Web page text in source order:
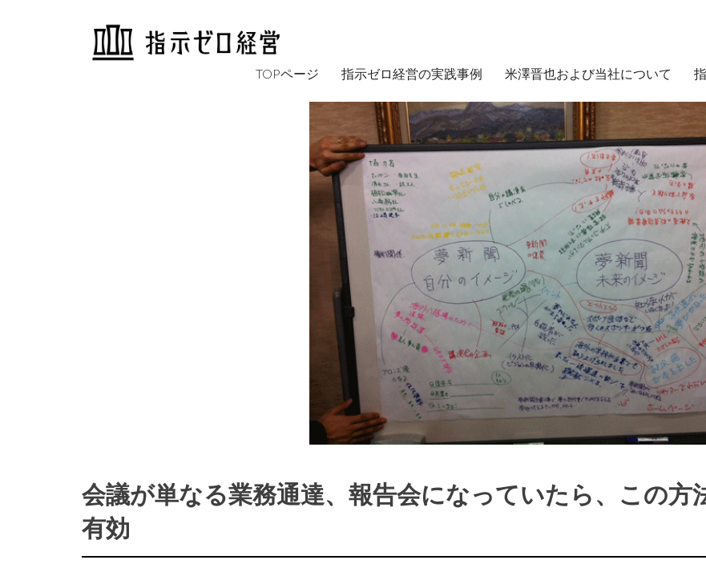
TOPページ 指示ゼロ経営の実践事例 米澤晋也および当社について
会議が単なる業務通達、報告会になっていたら、この方
有効